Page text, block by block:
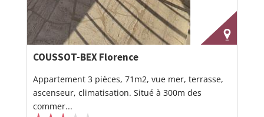
COUSSOT-BEX Florence
Appartement 3 pièces, 71m2, vue mer, terrasse,
ascenseur, climatisation. Situé à 300m des
commer...